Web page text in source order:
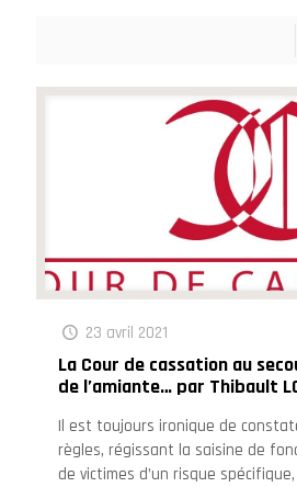
23 avril 2021
La Cour de cassation au
de l’amiante… par Thibault
Il est toujours ironique de
règles, régissant la saisine de
de victimes d’un risque